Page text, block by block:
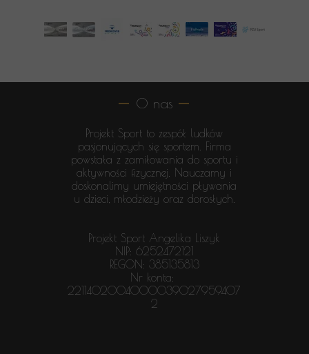
Projekt Sport to zespół ludków
pasjonujących się sportem. Firma
powstała z zamiłowania do sportu i
aktywności fizycznej. Nauczamy i
doskonalimy umiejętności pływania
u dzieci, młodzieży oraz dorosłych.
Projekt Sport Angelika Liszyk
NIP: 6252472121
REGON: 385135813
Nr konta:
2211402004000039027959407
2
O nas